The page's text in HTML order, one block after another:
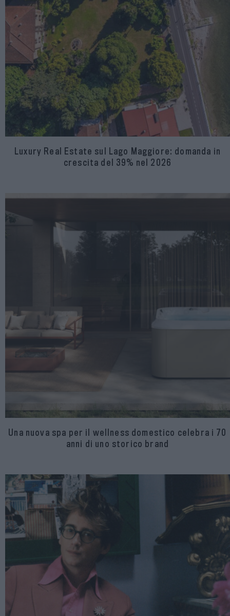
Luxury Real Estate sul Lago Maggiore: domanda in
crescita del 39% nel 2026
Una nuova spa per il wellness domestico celebra i 70
anni di uno storico brand